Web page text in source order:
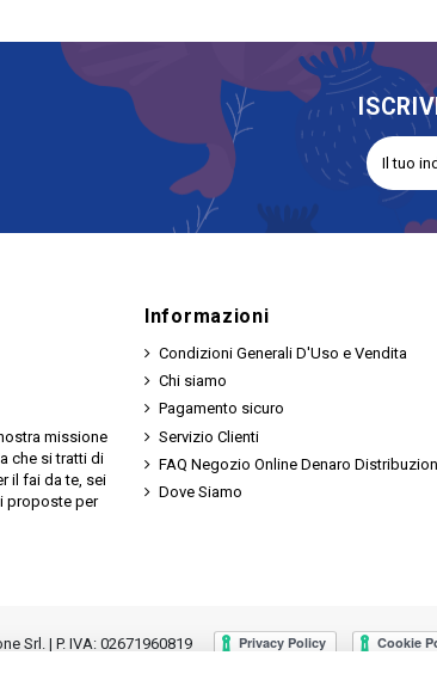
missione
che si tratti di
il fai da te, sei
proposte per
Informazioni
Condizioni Generali D'Uso e Vendita
Chi siamo
Pagamento sicuro
Servizio Clienti
FAQ Negozio Online Denaro
Dove Siamo
Srl. | P. IVA: 02671960819